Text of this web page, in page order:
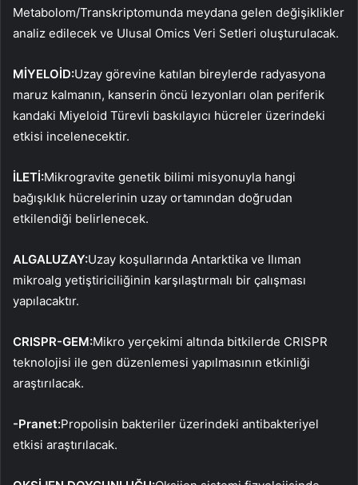
Metabolom/Transkriptomunda meydana gelen değişiklikler
analiz edilecek ve Ulusal Omics Veri Setleri oluşturulacak.
MİYELOİD:Uzay görevine katılan bireylerde radyasyona
maruz kalmanın, kanserin öncü lezyonları olan periferik
kandaki Miyeloid Türevli baskılayıcı hücreler üzerindeki
etkisi incelenecektir.
İLETİ:Mikrogravite genetik bilimi misyonuyla hangi
bağışıklık hücrelerinin uzay ortamından doğrudan
etkilendiği belirlenecek.
ALGALUZAY:Uzay koşullarında Antarktika ve Ilıman
mikroalg yetiştiriciliğinin karşılaştırmalı bir çalışması
yapılacaktır.
CRISPR-GEM:Mikro yerçekimi altında bitkilerde CRISPR
teknolojisi ile gen düzenlemesi yapılmasının etkinliği
araştırılacak.
-Pranet:Propolisin bakteriler üzerindeki antibakteriyel
etkisi araştırılacak.